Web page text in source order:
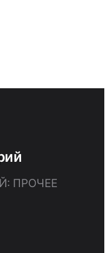
ПРОЧЕЕ